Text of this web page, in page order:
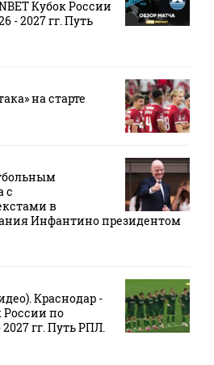
Кубок России
- 2027 гг. Путь
на старте
с
в
Инфантино президентом
Краснодар -
России по
гг. Путь РПЛ.